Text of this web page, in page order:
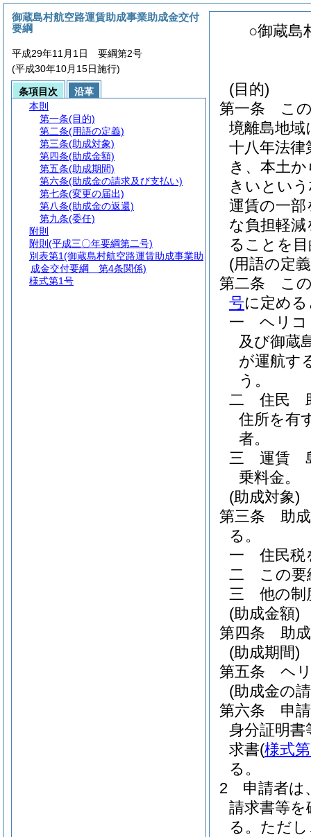
○御蔵島
(目的)
第一条
こ
境離島地
十八年法律
き、本土
きいとい
運賃の一
な負担軽
ることを
(用語の定
第二条
こ
号に定め
一
ヘリ
及び御蔵
が運航す
う。
二
住民
住所を有
者。
三
運賃
乗料金。
(助成対象)
第三条
助
る。
一
住民税
二
この
三
他の制
(助成金額)
第四条
助
(助成期間)
第五条
ヘ
(助成金の
第六条
申
身分証明
求書(様式
る。
2
申請者は
請求書等
る。 ただ
御蔵島村航空路運賃助成事業助成金交付
要綱
平成29年11月1日 要綱第2号
(平成30年10月15日施行)
条項目次
沿革
本則
第一条(目的)
第二条(用語の定義)
第三条(助成対象)
第四条(助成金額)
第五条(助成期間)
第六条(助成金の請求及び支払い)
第七条(変更の届出)
第八条(助成金の返還)
第九条(委任)
附則
附則 (平成三〇年要綱第二号)
別表第1(御蔵島村航空路運賃助成事業助
成金交付要綱 第4条関係)
様式第1号